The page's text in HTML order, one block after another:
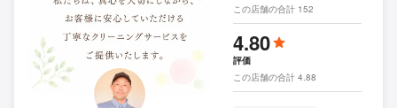
この店舗の合計 152
4.80
評価
この店舗の合計 4.88